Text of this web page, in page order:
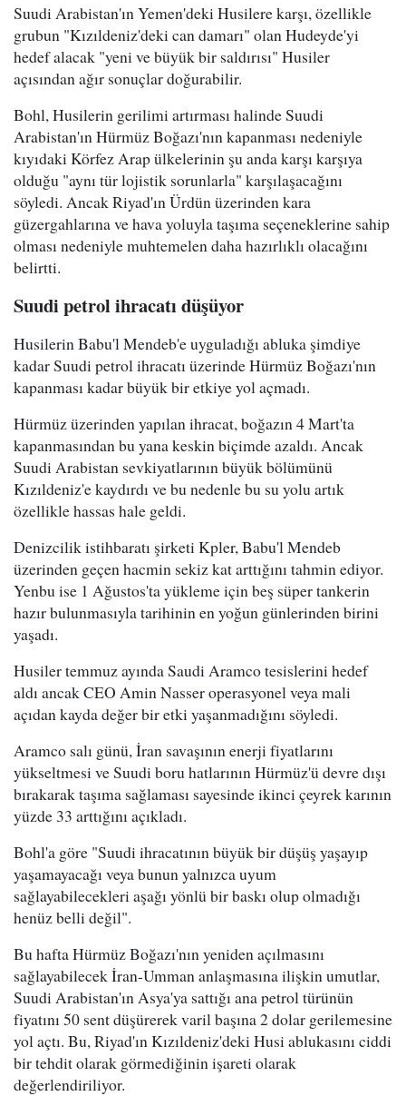
Suudi Arabistan'ın Yemen'deki Husilere karşı, özellikle
grubun "Kızıldeniz'deki can damarı" olan Hudeyde'yi
hedef alacak "yeni ve büyük bir saldırısı" Husiler
açısından ağır sonuçlar doğurabilir.
Bohl, Husilerin gerilimi artırması halinde Suudi
Arabistan'ın Hürmüz Boğazı'nın kapanması nedeniyle
kıyıdaki Körfez Arap ülkelerinin şu anda karşı karşıya
olduğu "aynı tür lojistik sorunlarla" karşılaşacağını
söyledi. Ancak Riyad'ın Ürdün üzerinden kara
güzergahlarına ve hava yoluyla taşıma seçeneklerine sahip
olması nedeniyle muhtemelen daha hazırlıklı olacağını
belirtti.
Suudi petrol ihracatı düşüyor
Husilerin Babu'l Mendeb'e uyguladığı abluka şimdiye
kadar Suudi petrol ihracatı üzerinde Hürmüz Boğazı'nın
kapanması kadar büyük bir etkiye yol açmadı.
Hürmüz üzerinden yapılan ihracat, boğazın 4 Mart'ta
kapanmasından bu yana keskin biçimde azaldı. Ancak
Suudi Arabistan sevkiyatlarının büyük bölümünü
Kızıldeniz'e kaydırdı ve bu nedenle bu su yolu artık
özellikle hassas hale geldi.
Denizcilik istihbaratı şirketi Kpler, Babu'l Mendeb
üzerinden geçen hacmin sekiz kat arttığını tahmin ediyor.
Yenbu ise 1 Ağustos'ta yükleme için beş süper tankerin
hazır bulunmasıyla tarihinin en yoğun günlerinden birini
yaşadı.
Husiler temmuz ayında Saudi Aramco tesislerini hedef
aldı ancak CEO Amin Nasser operasyonel veya mali
açıdan kayda değer bir etki yaşanmadığını söyledi.
Aramco salı günü, İran savaşının enerji fiyatlarını
yükseltmesi ve Suudi boru hatlarının Hürmüz'ü devre dışı
bırakarak taşıma sağlaması sayesinde ikinci çeyrek karının
yüzde 33 arttığını açıkladı.
Bohl'a göre "Suudi ihracatının büyük bir düşüş yaşayıp
yaşamayacağı veya bunun yalnızca uyum
sağlayabilecekleri aşağı yönlü bir baskı olup olmadığı
henüz belli değil".
Bu hafta Hürmüz Boğazı'nın yeniden açılmasını
sağlayabilecek İran-Umman anlaşmasına ilişkin umutlar,
Suudi Arabistan'ın Asya'ya sattığı ana petrol türünün
fiyatını 50 sent düşürerek varil başına 2 dolar gerilemesine
yol açtı. Bu, Riyad'ın Kızıldeniz'deki Husi ablukasını ciddi
bir tehdit olarak görmediğinin işareti olarak
değerlendiriliyor.